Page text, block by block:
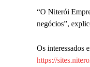
“O Niterói
negócios”,
Os interessados
https://